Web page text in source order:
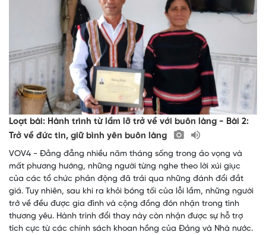
Loạt bài: Hành trình từ lầm lỡ trở về với buôn làng - Bài 2:
Trở về đức tin, giữ bình yên buôn làng
VOV4 - Đằng đẵng nhiều năm tháng sống trong ảo vọng và
mất phương hướng, những người từng nghe theo lời xúi giục
của các tổ chức phản động đã trải qua những đánh đổi đắt
giá. Tuy nhiên, sau khi ra khỏi bóng tối của lỗi lầm, những người
trở về đều được gia đình và cộng đồng đón nhận trong tình
thương yêu. Hành trình đổi thay này còn nhận được sự hỗ trợ
tích cực từ các chính sách khoan hồng của Đảng và Nhà nước.